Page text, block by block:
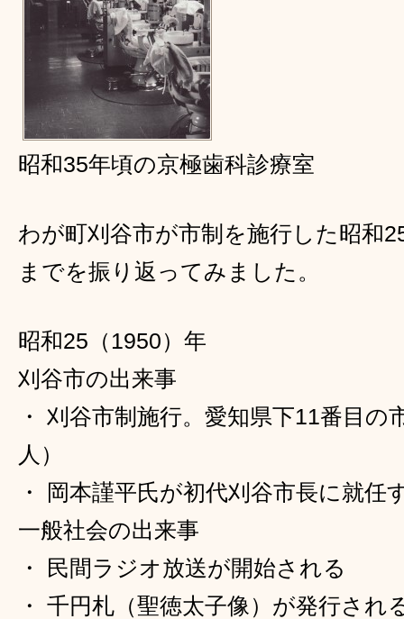
昭和35年頃の京極歯科診療室
わが町刈谷市が市制を施行した昭和
までを振り返ってみました。
昭和25（1950）年
刈谷市の出来事
・ 刈谷市制施行。愛知県下11番目の
人）
・ 岡本謹平氏が初代刈谷市長に就任
一般社会の出来事
・ 民間ラジオ放送が開始される
・ 千円札（聖徳太子像）が発行され